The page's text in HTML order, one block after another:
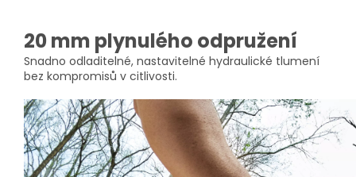
20 mm plynulého odpružení
Snadno odladitelné, nastavitelné hydraulické tlumení
bez kompromisů v citlivosti.